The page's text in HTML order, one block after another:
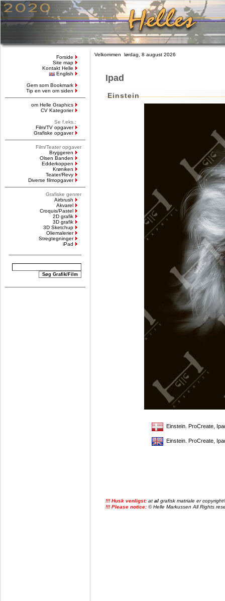
Forside
Site map
Kontakt Helle
English
Gem som Bookmark
Tip en ven om siden
om Helle Graphics
CV Kategorier
Se f.eks.:
Film/TV opgaver
Grafiske opgaver
Film/Teater opgaver
Bryggeren
Olsen Banden
Edderkoppen
Krøniken
Teater/Revy
Diverse filmopgaver
Grafiske genrer
Airbrush
Akvarel
Croquis/Pastel
2D grafik
3D grafik
3D Sketchup
Oliemalerier
Stregtegninger
iPad
Velkommen lørdag, 8 august 2026
Ipad
Einstein
Einstein. ProCreate,
Einstein. ProCreate,
!!! Husk venligst: at al grafisk matriale er
!!! Please notice: © Helle Markussen All Rights